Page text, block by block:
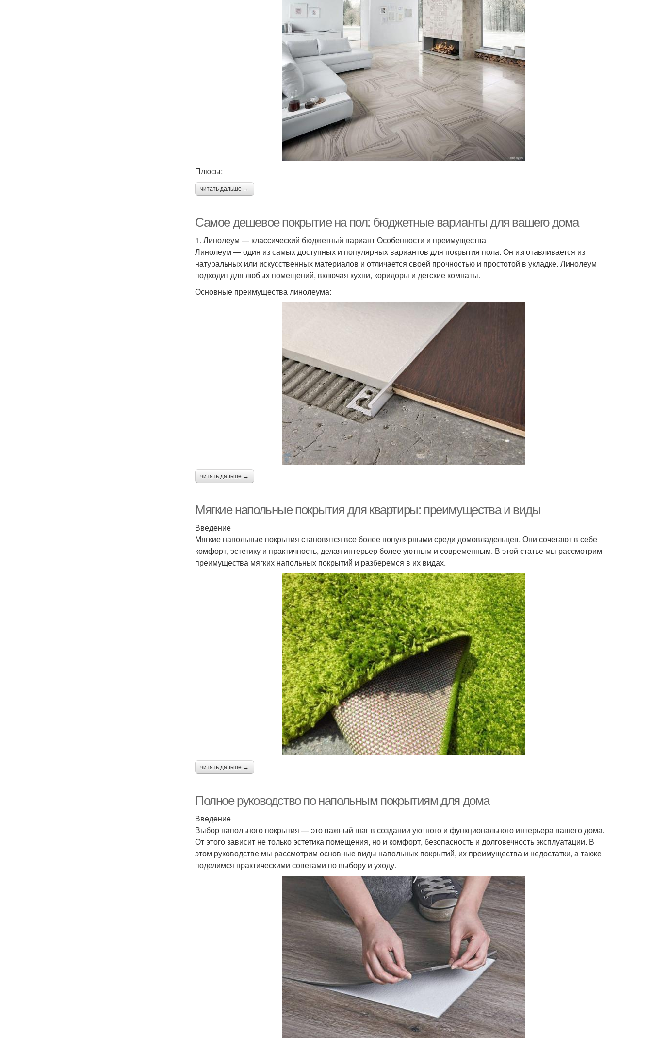
Плюсы:
читать дальше →
Самое дешевое покрытие на пол: бюджетные варианты для вашего дома
1. Линолеум — классический бюджетный вариант Особенности и преимущества
Линолеум — один из самых доступных и популярных вариантов для покрытия пола. Он изготавливается из
натуральных или искусственных материалов и отличается своей прочностью и простотой в укладке. Линолеум
подходит для любых помещений, включая кухни, коридоры и детские комнаты.
Основные преимущества линолеума:
читать дальше →
Мягкие напольные покрытия для квартиры: преимущества и виды
Введение
Мягкие напольные покрытия становятся все более популярными среди домовладельцев. Они сочетают в себе
комфорт, эстетику и практичность, делая интерьер более уютным и современным. В этой статье мы рассмотрим
преимущества мягких напольных покрытий и разберемся в их видах.
читать дальше →
Полное руководство по напольным покрытиям для дома
Введение
Выбор напольного покрытия — это важный шаг в создании уютного и функционального интерьера вашего дома.
От этого зависит не только эстетика помещения, но и комфорт, безопасность и долговечность эксплуатации. В
этом руководстве мы рассмотрим основные виды напольных покрытий, их преимущества и недостатки, а также
поделимся практическими советами по выбору и уходу.